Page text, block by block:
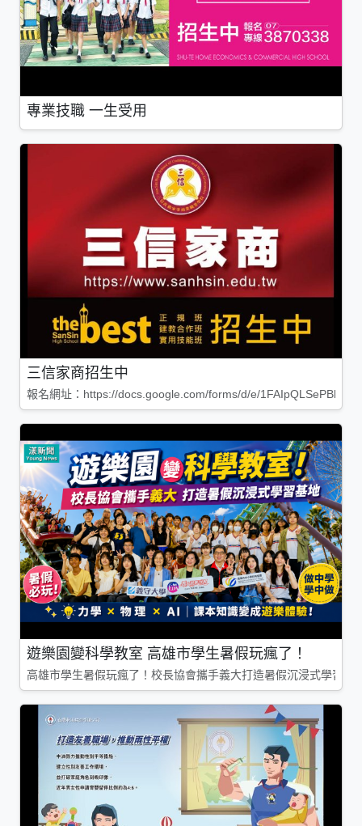
專業技職 一生受用
三信家商招生中
報名網址：https://docs.google.com/forms/d/e/
遊樂園變科學教室 高雄市學生暑假玩瘋了！
高雄市學生暑假玩瘋了！校長協會攜手義大打造暑假沉浸式學習基